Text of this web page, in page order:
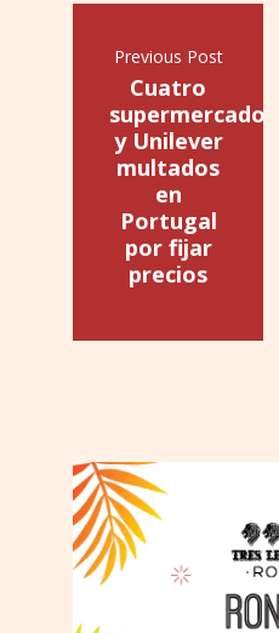
Previous Post
Cuatro
supermercados
y Unilever
multados
en
Portugal
por fijar
precios